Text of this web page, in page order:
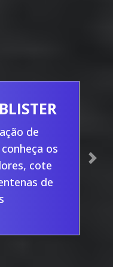
de
os
cote
de
Next